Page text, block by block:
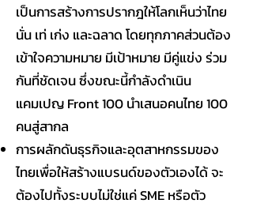
เป็นการสร้างการปรากฎให้โลกเห็นว่าไทย
นั่น เท่ เก่ง และฉลาด โดยทุกภาคส่วนต้อง
เข้าใจความหมาย มีเป้าหมาย มีคู่แข่ง ร่วม
กันที่ชัดเจน ซึ่งขณะนี้กำลังดำเนิน
แคมเปญ Front 100 นำเสนอคนไทย 100
คนสู่สากล
การผลักดันธุรกิจและอุตสาหกรรมของ
ไทยเพื่อให้สร้างแบรนด์ของตัวเองได้ จะ
ต้องไปทั้งระบบไม่ใช่แค่ SME หรือตัว